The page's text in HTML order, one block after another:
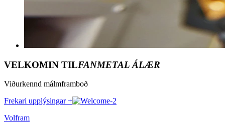
VELKOMIN TILFANMETAL ÁLÆR
Viðurkennd málmframboð
Frekari upplýsingar +
Volfram